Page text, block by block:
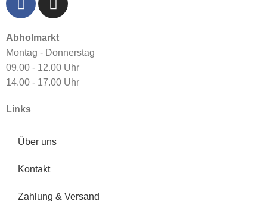
Abholmarkt
Montag - Donnerstag
09.00 - 12.00 Uhr
14.00 - 17.00 Uhr
Links
Über uns
Kontakt
Zahlung & Versand